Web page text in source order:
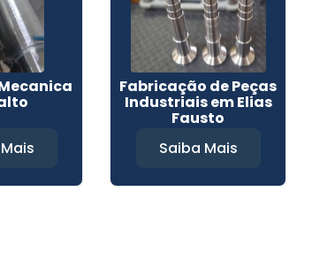
Fabricação de Peças
Industriais em Elias
Fausto
Saiba Mais